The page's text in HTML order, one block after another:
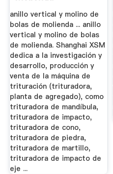
anillo vertical y molino de
bolas de molienda ... anillo
vertical y molino de bolas
de molienda. Shanghai XSM
dedica a la investigación y
desarrollo, producción y
venta de la máquina de
trituración (trituradora,
planta de agregado), como
trituradora de mandíbula,
trituradora de impacto,
trituradora de cono,
trituradora de piedra,
trituradora de martillo,
trituradora de impacto de
eje ...